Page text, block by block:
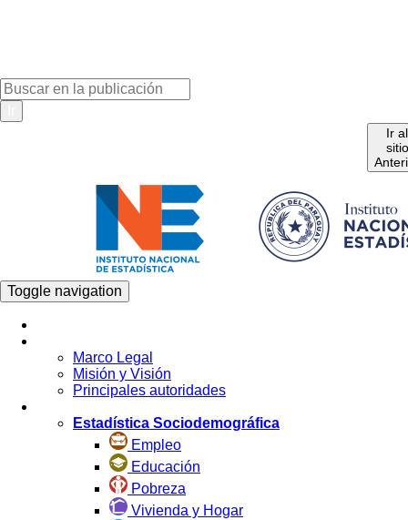
Ir al
sitio
Toggle navigation
Marco Legal
Misión y Visión
Principales autoridades
Estadística Sociodemográfica
Empleo
Educación
Pobreza
Vivienda y Hogar